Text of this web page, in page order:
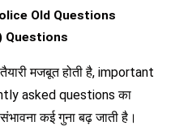
Old Questions
Questions
मजबूत होती है, important
asked questions का
कई गुना बढ़ जाती है।